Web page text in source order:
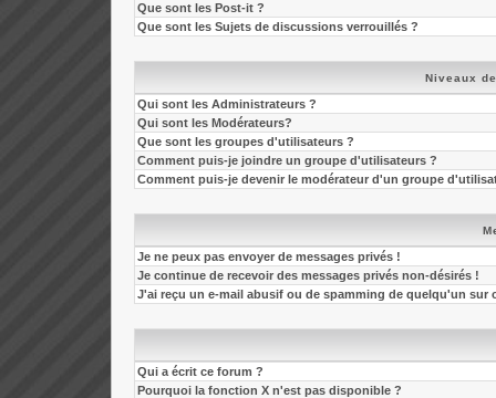
Que sont les Post-it ?
Que sont les Sujets de discussions verrouillés ?
Niveaux
Qui sont les Administrateurs ?
Qui sont les Modérateurs?
Que sont les groupes d'utilisateurs ?
Comment puis-je joindre un groupe d'utilisateurs ?
Comment puis-je devenir le modérateur d'un groupe
Je ne peux pas envoyer de messages privés !
Je continue de recevoir des messages privés non-désirés !
J'ai reçu un e-mail abusif ou de spamming de quelqu'un sur
Qui a écrit ce forum ?
Pourquoi la fonction X n'est pas disponible ?